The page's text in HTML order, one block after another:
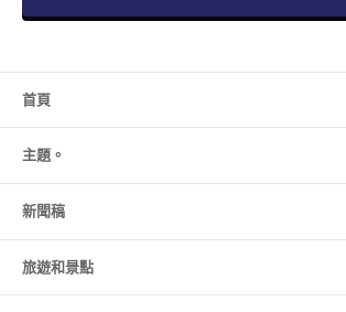
首頁
主題。
新聞稿
旅遊和景點